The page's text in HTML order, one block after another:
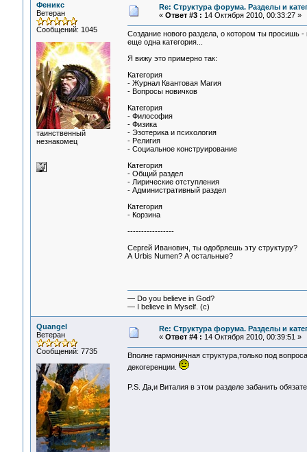
Феникс
Ветеран
Сообщений: 1045
таинственный
незнакомец
Re: Структура форума. Разделы и
« Ответ #3 : 14 Октября 2010, 00:33:27 »
Создание нового раздела, о котором ты
еще одна категория...
Я вижу это примерно так:
Категория
- Журнал Квантовая Магия
- Вопросы новичков
Категория
- Философия
- Физика
- Эзотерика и психология
- Религия
- Социальное конструирование
Категория
- Общий раздел
- Лирические отступления
- Административный раздел
Категория
- Корзина
-----------------
Сергей Иванович, ты одобряешь эту структуру?
А Urbis Numen? А остальные?
— Do you believe in God?
— I believe in Myself. (c)
Quangel
Ветеран
Сообщений: 7735
Re: Структура форума. Разделы и
« Ответ #4 : 14 Октября 2010, 00:39:51 »
Вполне гармоничная структура,только под
декогеренции.
P.S. Да,и Виталия в этом разделе забанить